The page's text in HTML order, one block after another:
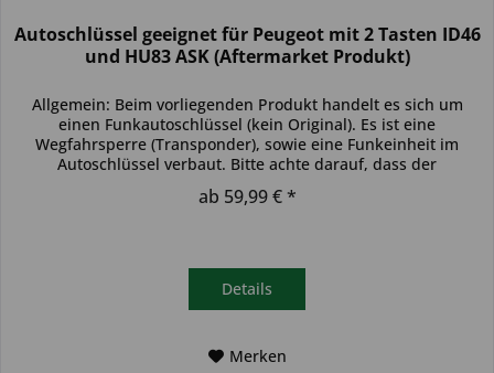
Autoschlüssel geeignet für Peugeot mit 2 Tasten ID46
und HU83 ASK (Aftermarket Produkt)
Allgemein: Beim vorliegenden Produkt handelt es sich um
einen Funkautoschlüssel (kein Original). Es ist eine
Wegfahrsperre (Transponder), sowie eine Funkeinheit im
Autoschlüssel verbaut. Bitte achte darauf, dass der
Autoschlüssel deinem...
ab 59,99 € *
Details
Merken